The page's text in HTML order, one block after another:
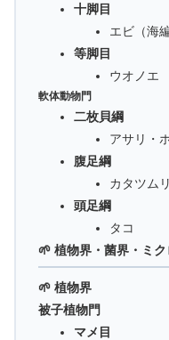
十脚目
エビ（海
等脚目
ウオノエ
軟体動物門
二枚貝綱
アサリ・
腹足綱
カタツムリ
頭足綱
タコ
🌱 植物界・菌界・ミク
🌱 植物界
被子植物門
マメ目